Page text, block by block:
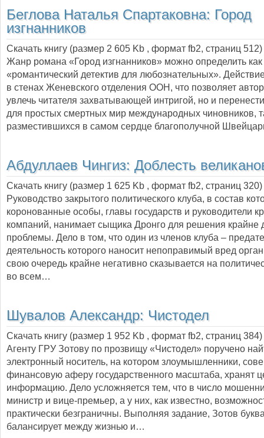
Беглова Наталья Спартаковна: Город
изгнанников
Скачать книгу (размер 2 605 Kb , формат fb2, страниц 512
Жанр романа «Город изгнанников» можно определить как
«романтический детектив для любознательных».
в стенах Женевского отделения ООН, что позволяет
увлечь читателя захватывающей интригой, но и
для простых смертных мир международных чиновников,
разместившихся в самом сердце благополучной
Абдуллаев Чингиз: Доблесть
Скачать книгу (размер 1 625 Kb , формат fb2, страниц 320
Руководство закрытого политического клуба, в состав
коронованные особы, главы государств и руководители
компаний, нанимает сыщика Дронго для решения крайне
проблемы. Дело в том, что один из членов клуба –
деятельность которого наносит непоправимый вред
свою очередь крайне негативно сказывается на
во всем…
Шувалов Александр: Чистодел
Скачать книгу (размер 1 952 Kb , формат fb2, страниц 384
Агенту ГРУ Зотову по прозвищу «Чистодел» поручено
электронный носитель, на котором злоумышленники,
финансовую аферу государственного масштаба, хранят
информацию. Дело усложняется тем, что в число
министр и вице-премьер, а у них, как известно,
практически безграничны. Выполняя задание, Зотов
балансирует между жизнью и…